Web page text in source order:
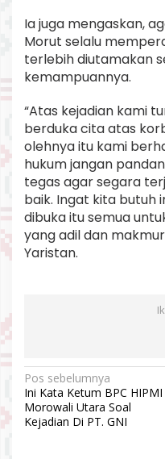
Ia juga mengaskan,
Morut selalu
terlebih diutamakan
kemampuannya.
“Atas kejadian kami
berduka cita atas
olehnya itu kami
hukum jangan
tegas agar segara
baik. Ingat kita butuh
dibuka itu semua
yang adil dan
Yaristan.
N
a
v
Pos sebelumnya
Ini Kata Ketum BPC HIPMI
Morowali Utara Soal
Kejadian Di PT. GNI